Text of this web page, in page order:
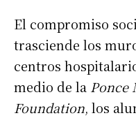
El compromiso
trasciende los
centros
medio de la Ponce
Foundation, los